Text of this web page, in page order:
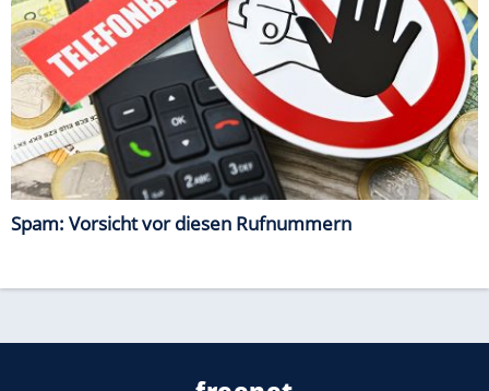
Spam: Vorsicht vor diesen Rufnummern